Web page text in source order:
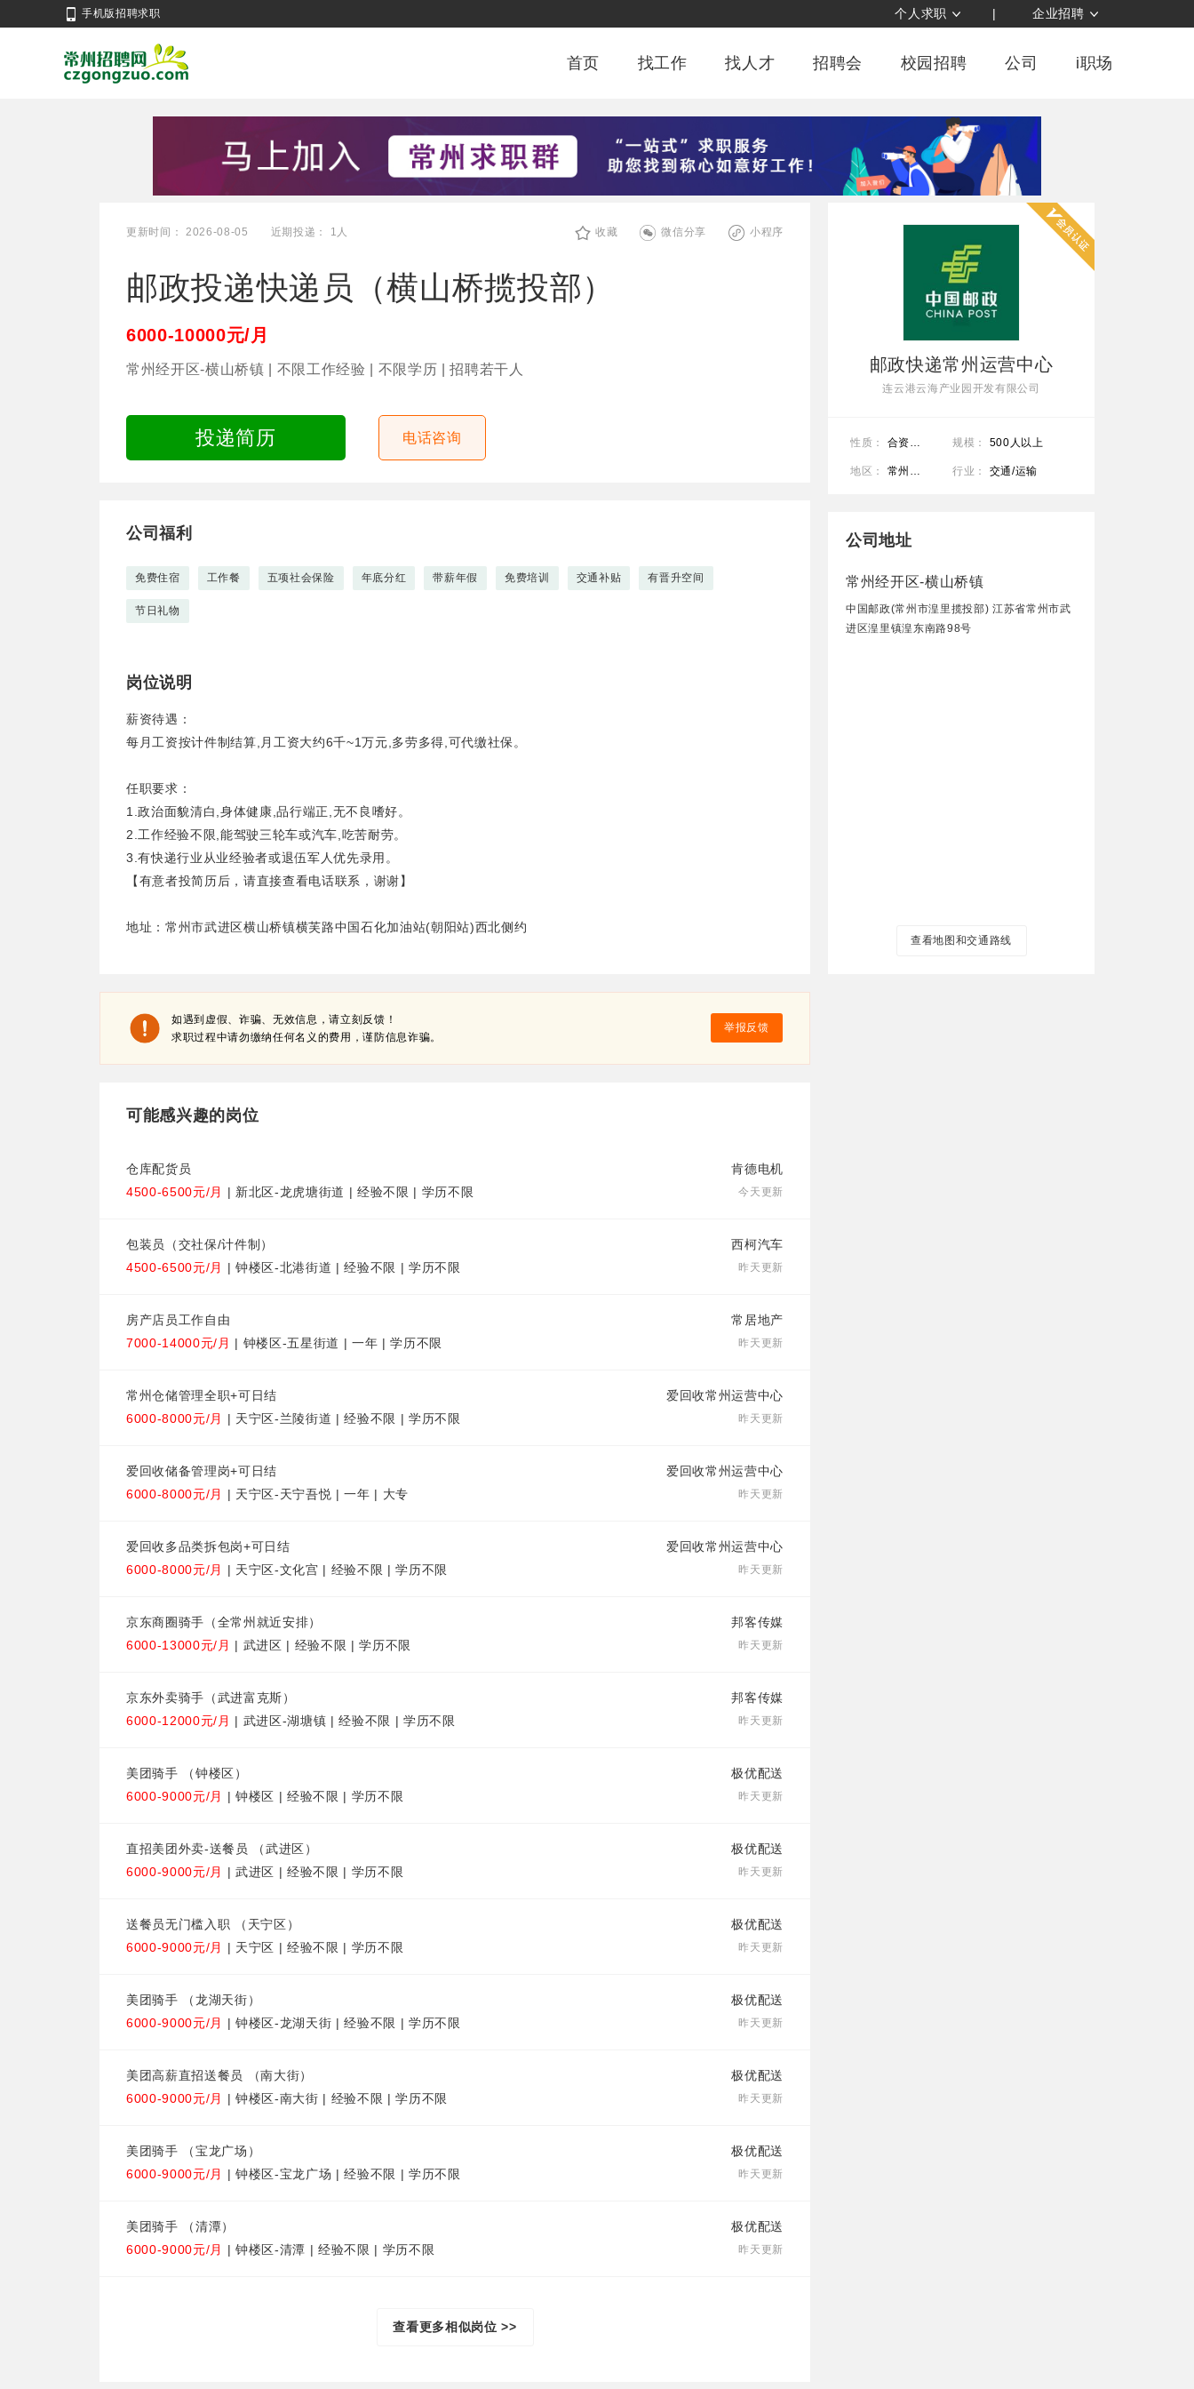
手机版招聘求职 个人求职 | 企业招聘
首页 找工作 找人才 招聘会 校园招聘 公司 i职场
近期投递： 1人
更新时间： 2026-08-05 收藏 微信分享 小程序
邮政投递快递员（横山桥揽投部）
6000-10000元/月
常州经开区-横山桥镇 | 不限工作经验 | 不限学历 | 招聘若干人
投递简历 电话咨询
公司福利
免费住宿 工作餐 五项社会保险 年底分红 带薪年假 免费培训 交通补贴 有晋升空间
节日礼物
岗位说明
薪资待遇：
每月工资按计件制结算,月工资大约6千~1万元,多劳多得,可代缴社保。
任职要求：
1.政治面貌清白,身体健康,品行端正,无不良嗜好。
2.工作经验不限,能驾驶三轮车或汽车,吃苦耐劳。
3.有快递行业从业经验者或退伍军人优先录用。
【有意者投简历后，请直接查看电话联系，谢谢】
地址：常州市武进区横山桥镇横芙路中国石化加油站(朝阳站)西北侧约
举报反馈
如遇到虚假、诈骗、无效信息，请立刻反馈！
求职过程中请勿缴纳任何名义的费用，谨防信息诈骗。
可能感兴趣的岗位
肯德电机
仓库配货员
今天更新
4500-6500元/月 | 新北区-龙虎塘街道 | 经验不限 | 学历不限
西柯汽车
包装员（交社保/计件制）
昨天更新
4500-6500元/月 | 钟楼区-北港街道 | 经验不限 | 学历不限
常居地产
房产店员工作自由
昨天更新
7000-14000元/月 | 钟楼区-五星街道 | 一年 | 学历不限
爱回收常州运营中心
常州仓储管理全职+可日结
昨天更新
6000-8000元/月 | 天宁区-兰陵街道 | 经验不限 | 学历不限
爱回收常州运营中心
爱回收储备管理岗+可日结
昨天更新
6000-8000元/月 | 天宁区-天宁吾悦 | 一年 | 大专
爱回收常州运营中心
爱回收多品类拆包岗+可日结
昨天更新
6000-8000元/月 | 天宁区-文化宫 | 经验不限 | 学历不限
邦客传媒
京东商圈骑手（全常州就近安排）
昨天更新
6000-13000元/月 | 武进区 | 经验不限 | 学历不限
邦客传媒
京东外卖骑手（武进富克斯）
昨天更新
6000-12000元/月 | 武进区-湖塘镇 | 经验不限 | 学历不限
极优配送
美团骑手 （钟楼区）
昨天更新
6000-9000元/月 | 钟楼区 | 经验不限 | 学历不限
极优配送
直招美团外卖-送餐员 （武进区）
昨天更新
6000-9000元/月 | 武进区 | 经验不限 | 学历不限
极优配送
送餐员无门槛入职 （天宁区）
昨天更新
6000-9000元/月 | 天宁区 | 经验不限 | 学历不限
极优配送
美团骑手 （龙湖天街）
昨天更新
6000-9000元/月 | 钟楼区-龙湖天街 | 经验不限 | 学历不限
极优配送
美团高薪直招送餐员 （南大街）
昨天更新
6000-9000元/月 | 钟楼区-南大街 | 经验不限 | 学历不限
极优配送
美团骑手 （宝龙广场）
昨天更新
6000-9000元/月 | 钟楼区-宝龙广场 | 经验不限 | 学历不限
极优配送
美团骑手 （清潭）
昨天更新
6000-9000元/月 | 钟楼区-清潭 | 经验不限 | 学历不限
查看更多相似岗位 >>
邮政快递常州运营中心
连云港云海产业园开发有限公司
性质： 合资企业 规模： 500人以上
地区： 常州经开区-横山桥镇 行业： 交通/运输
公司地址
常州经开区-横山桥镇
中国邮政(常州市湟里揽投部) 江苏省常州市武
进区湟里镇湟东南路98号
查看地图和交通路线